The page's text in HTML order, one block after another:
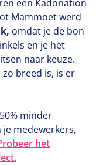
een Kadonation
Mammoet werd
omdat je de bon
en je het
naar keuze.
breed is, is er
50% minder
medewerkers,
het